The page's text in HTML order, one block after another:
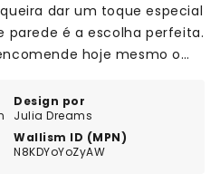
Design por
Julia Dreams
Wallism ID (MPN)
N8KDYoYoZyAW
dar um toque especial
parede é a escolha perfeita.
hoje mesmo o